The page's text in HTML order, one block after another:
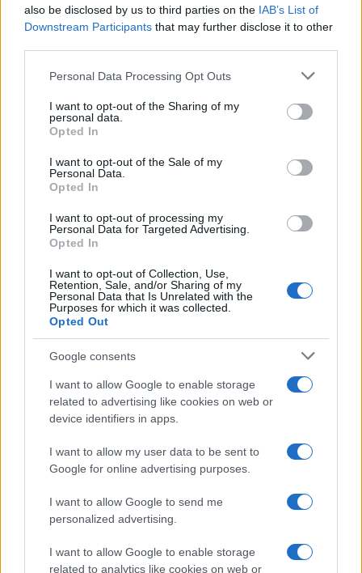
also be disclosed by us to third parties on the IAB’s List of
Downstream Participants that may further disclose it to other
Please note that this website/app uses one or more Google
not limited to your visit or usage behaviour. You may click to
grant or deny consent to Google and its third-party tags to
use your data for below specified purposes in below Google
consent section.
Personal Data Processing Opt Outs
I want to opt-out of the Sharing of my
personal data.
Opted In
I want to opt-out of the Sale of my
Personal Data.
Opted In
I want to opt-out of processing my
Personal Data for Targeted Advertising.
Opted In
I want to opt-out of Collection, Use,
Retention, Sale, and/or Sharing of my
Personal Data that Is Unrelated with the
Purposes for which it was collected.
Opted Out
Google consents
I want to allow Google to enable storage
related to advertising like cookies on web or
device identifiers in apps.
I want to allow my user data to be sent to
Google for online advertising purposes.
I want to allow Google to send me
personalized advertising.
I want to allow Google to enable storage
related to analytics like cookies on web or
tisztessége érdekében épült. Emlékezünk hát kegyelettel
és méltósággal, azzal a gondolattal és hittel a szívünkben,
beszédét Vargha.
Móczár Gábor, a Nemzeti Örökség Intézetének főigazgatója
indította el azt a kezdeményezését, amelynek keretében
úgynevezett okos parcellaköveket helyez el olyan
temetkezési helyeknél, amelyekben a nemzeti sírkert
részeként védett sír található. Bár a pákozdi nemzeti
része az állam által védett sírok közösségének, az itt
felállított hasonló parcellakő a rajta szereplő QR-kód
segítségével mindenkinek részletes tájékoztatást ad az itt
nyugvó ismeretlen hős exhumálásáról, hazahozataláról és